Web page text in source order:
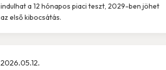
indulhat a 12 hónapos piaci teszt, 2029-ben jöhet
az első kibocsátás.
2026.05.12.